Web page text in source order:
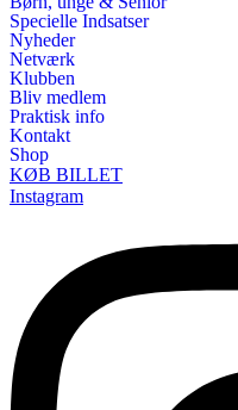
Specielle Indsatser
Nyheder
Netværk
Klubben
Bliv medlem
Praktisk info
Kontakt
Shop
KØB BILLET
Instagram